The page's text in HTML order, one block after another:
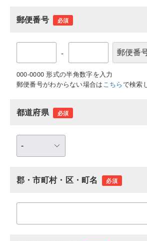
郵便番号 必須
-
000-0000 形式の半角数字を入力
郵便番号がわからない場合はこちらで検索
都道府県 必須
郡・市町村・区・町名 必須